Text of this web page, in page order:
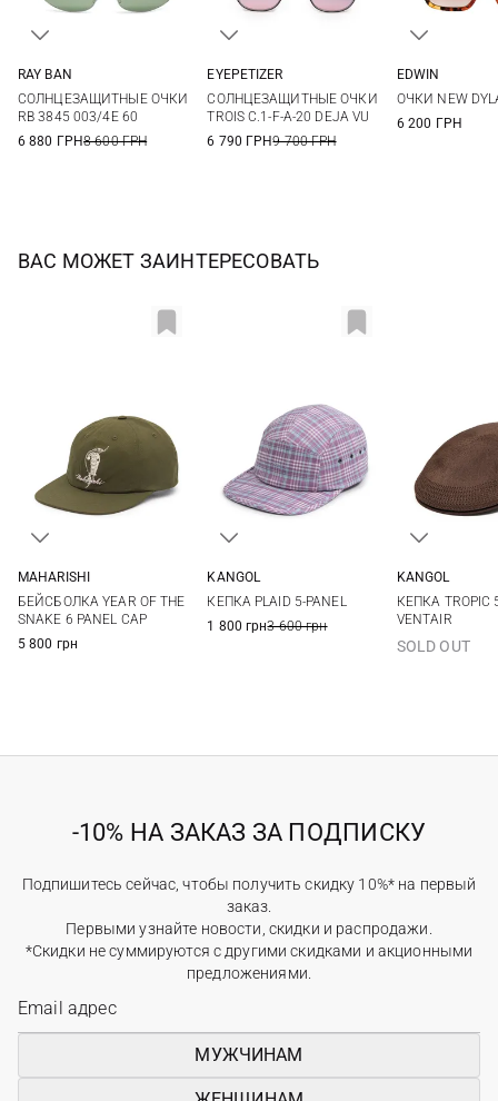
RAY BAN
СОЛНЦЕЗАЩИТНЫЕ ОЧКИ
RB 3845 003/4E 60
6 880 ГРН8 600 ГРН
EYEPETIZER
СОЛНЦЕЗАЩИТНЫЕ ОЧКИ
TROIS C.1-F-A-20 DEJA VU
6 790 ГРН9 700 ГРН
EDWIN
ОЧКИ NEW
6 200 ГРН
ВАС МОЖЕТ ЗАИНТЕРЕСОВАТЬ
MAHARISHI
БЕЙСБОЛКА YEAR OF THE
SNAKE 6 PANEL CAP
5 800 грн
KANGOL
КЕПКА PLAID 5-PANEL
1 800 грн3 600 грн
KANGOL
КЕПКА TROPIC
VENTAIR
SOLD OUT
-10% НА ЗАКАЗ ЗА ПОДПИСКУ
Подпишитесь сейчас, чтобы получить скидку 10%* на первый
заказ.
Первыми узнайте новости, скидки и распродажи.
*Скидки не суммируются с другими скидками и акционными
предложениями.
МУЖЧИНАМ